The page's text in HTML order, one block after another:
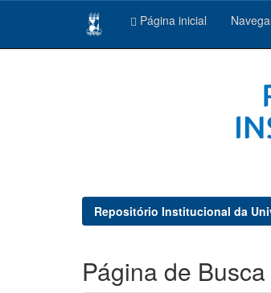
Página inicial
Repositório Institucional da
Página de Busca